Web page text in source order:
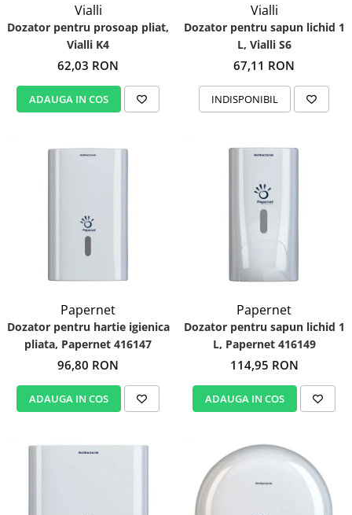
Vialli
Dozator pentru prosoap pliat,
Vialli K4
62,03 RON
ADAUGA IN COS
Vialli
Dozator pentru sapun lichid 1
L, Vialli S6
67,11 RON
INDISPONIBIL
Papernet
Dozator pentru hartie igienica
pliata, Papernet 416147
96,80 RON
ADAUGA IN COS
Papernet
Dozator pentru sapun lichid 1
L, Papernet 416149
114,95 RON
ADAUGA IN COS